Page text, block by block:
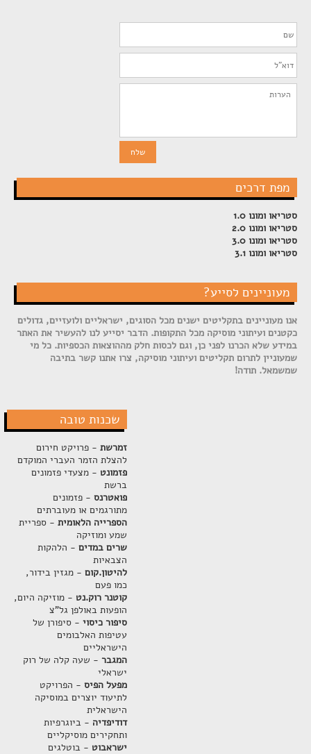
מפת דרכים
סטריאו ומונו 1.0
סטריאו ומונו 2.0
סטריאו ומונו 3.0
סטריאו ומונו 3.1
מעוניינים לסייע?
אנו מעוניינים בתקליטים ישנים מכל הסוגים, ישראליים ולועזיים, גדולים
כקטנים ועיתוני מוסיקה מכל התקופות. הדבר יסייע לנו להעשיר את האתר
במידע שלא הכרנו לפני כן, וגם לכסות חלק מההוצאות הכספיות. כל מי
שמעוניין לתרום תקליטים ועיתוני מוסיקה, צרו אתנו קשר בתיבה
שמשמאל. תודה!
שכנות טובה
זמרשת- פרויקט חירום
להצלת הזמר העברי המוקדם
פזמונט - מצעדי פזמונים
ברשת
פואטרנס- פזמונים
מתורגמים או מעוברתים
הספרייה הלאומית- ספריית
שמע ומוזיקה
שרים במדים- הלהקות
הצבאיות
להיטון.קום- מגזין בידור,
כמו פעם
קוטנר רוק.נט - מוזיקה היום,
הופעות באולפן גל"צ
סיפור כיסוי- סיפורן של
עטיפות האלבומים
הישראליים
המגבר- שעה קלה של רוק
ישראלי
מפעל הפיס- הפרויקט
לתיעוד יוצרים במוסיקה
הישראלית
דודיפדיה - ביוגרפיות
ותחקירים מוסיקליים
ישראבוט - בוטלגים